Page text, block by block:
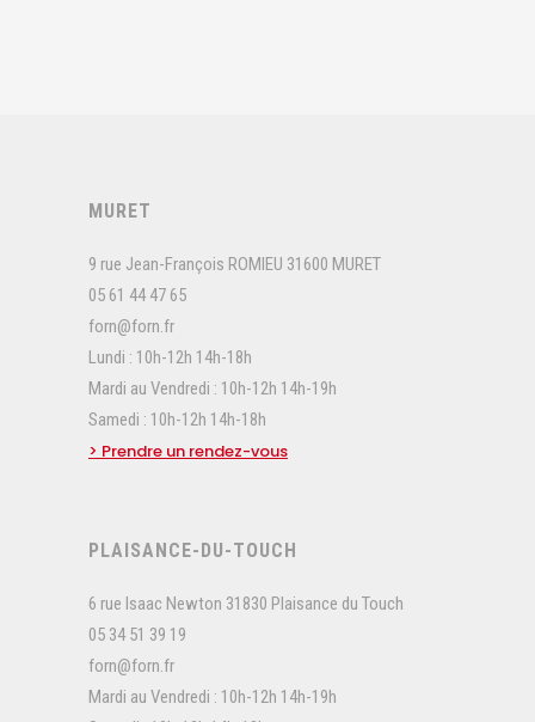
MURET
9 rue Jean-François ROMIEU 31600 MURET
05 61 44 47 65
forn@forn.fr
Lundi : 10h-12h 14h-18h
Mardi au Vendredi : 10h-12h 14h-19h
Samedi : 10h-12h 14h-18h
> Prendre un rendez-vous
PLAISANCE-DU-TOUCH
6 rue Isaac Newton 31830 Plaisance du Touch
05 34 51 39 19
forn@forn.fr
Mardi au Vendredi : 10h-12h 14h-19h